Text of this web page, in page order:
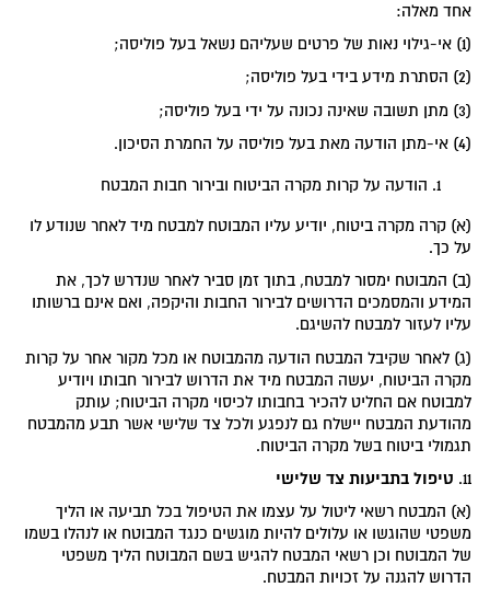
אחד מאלה:
(1) אי-גילוי נאות של פרטים שעליהם נשאל בעל פוליסה;
(2) הסתרת מידע בידי בעל פוליסה;
(3) מתן תשובה שאינה נכונה על ידי בעל פוליסה;
(4) אי-מתן הודעה מאת בעל פוליסה על החמרת הסיכון.
הודעה על קרות מקרה הביטוח ובירור חבות המבטח
(א) קרה מקרה ביטוח, יודיע עליו המבוטח למבטח מיד לאחר שנודע לו
על כך.
(ב) המבוטח ימסור למבטח, בתוך זמן סביר לאחר שנדרש לכך, את
המידע והמסמכים הדרושים לבירור החבות והיקפה, ואם אינם ברשותו
עליו לעזור למבטח להשיגם.
(ג) לאחר שקיבל המבטח הודעה מהמבוטח או מכל מקור אחר על קרות
מקרה הביטוח, יעשה המבטח מיד את הדרוש לבירור חבותו ויודיע
למבוטח אם החליט להכיר בחבותו לכיסוי מקרה הביטוח; עותק
מהודעת המבטח יישלח גם לנפגע ולכל צד שלישי אשר תבע מהמבטח
תגמולי ביטוח בשל מקרה הביטוח.
11. טיפול בתביעות צד שלישי
(א) המבטח רשאי ליטול על עצמו את הטיפול בכל תביעה או הליך
משפטי שהוגשו או עלולים להיות מוגשים כנגד המבוטח או לנהלו בשמו
של המבוטח וכן רשאי המבטח להגיש בשם המבוטח הליך משפטי
הדרוש להגנה על זכויות המבטח.